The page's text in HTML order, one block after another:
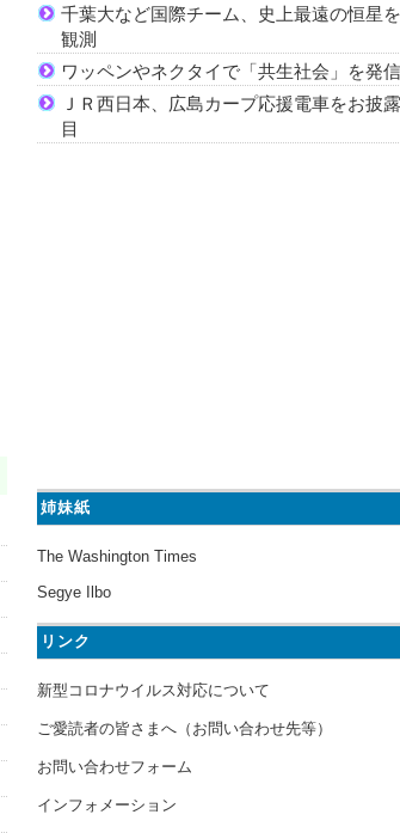
千葉大など国際チーム、史上最遠の恒星を
観測
ワッペンやネクタイで「共生社会」を発信
ＪＲ西日本、広島カープ応援電車をお披露
目
姉妹紙
The Washington Times
Segye Ilbo
リンク
新型コロナウイルス対応について
ご愛読者の皆さまへ（お問い合わせ先等）
お問い合わせフォーム
インフォメーション